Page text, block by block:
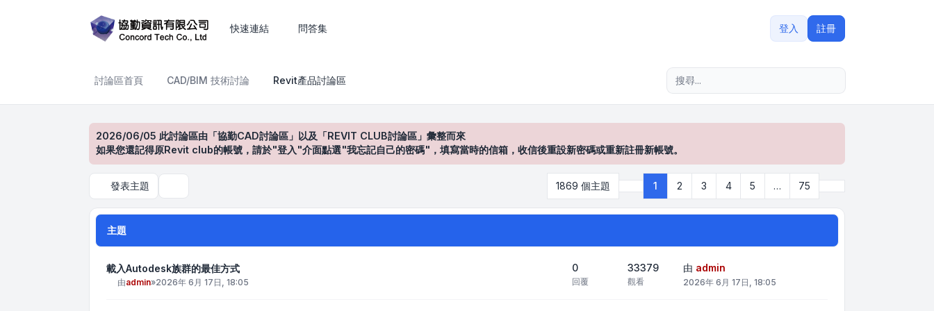
快速連結 問答集 登入 註冊
討論區首頁 CAD/BIM 技術討論 Revit產品討論區
2026/06/05 此討論區由「協勤CAD討論區」以及「REVIT CLUB討論區」彙整而來
如果您還記得原Revit club的帳號，請於"登入"介面點選"我忘記自己的密碼"，填寫當時的信箱，收信後重設新密碼或重新註冊新帳號。
發表主題 1869 個主題 第1 頁 (共 75 頁)
1 2 3 4 5 … 75
主題
載入Autodesk族群的最佳方式
由admin»2026年 6月 17日, 18:05
0
回覆
33379
觀看
由 admin
2026年 6月 17日, 18:05